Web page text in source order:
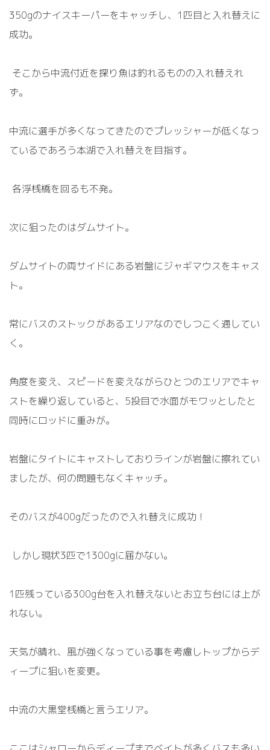
350gのナイスキーパーをキャッチし、 1 匹目と入れ替えに
成功。
そこから中流付近を探り魚は釣れるものの入れ替えれ
ず。
中流に選手が多くなってきたのでプレッシャーが低くなっ
ているであろう本湖で入れ替えを目指す。
各浮桟橋を回るも不発。
次に狙ったのはダムサイト。
ダムサイトの両サイドにある岩盤にジャギマウスをキャス
ト。
常にバスのストックがあるエリアなのでしつこく通してい
く。
角度を変え、スピードを変えながらひとつのエリアでキャ
ストを繰り返していると、 5投目で水面がモワッとしたと
同時にロッドに重みが。
岩盤にタイトにキャストしておりラインが岩盤に擦れてい
ましたが、何の問題もなくキャッチ。
そのバスが400gだったので入れ替えに成功！
しかし現状3匹で1300gに届かない。
1 匹残っている300g台を入れ替えないとお立ち台には上が
れない。
天気が晴れ、風が強くなっている事を考慮しトップからデ
ィープに狙いを変更。
中流の大黒堂桟橋と言うエリア。